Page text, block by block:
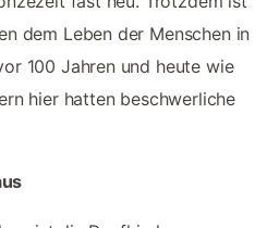
dem Leben der Menschen in
100 Jahren und heute wie
hier hatten beschwerliche